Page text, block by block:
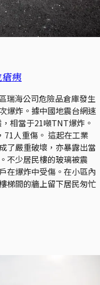
痍
瑞海公司危險品倉庫發生
爆炸。據中國地震台網速
相當于21噸TNT爆炸。
71人重傷。 這起在工業
了嚴重破壞，亦暴露出當
不少居民樓的玻璃被震
在爆炸中受傷。在小區內
梯間的牆上留下居民匆忙